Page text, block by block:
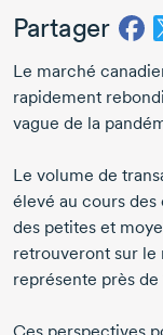
Partager
Le marché
rapidement
vague de la
Le volume de
élevé au cours des
des petites et
retrouveront sur le
représente près de